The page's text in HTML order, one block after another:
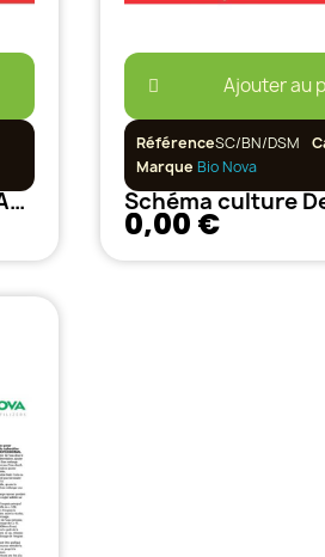
Schéma culture Dedicated AB BioNova
Ajouter au
RéférenceSC/BN/DSM
Marque Bio Nova
0,00 €